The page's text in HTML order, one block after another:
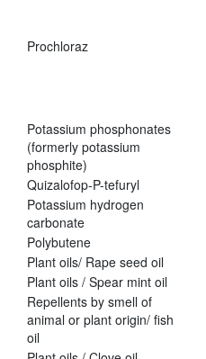
Prochloraz
Potassium phosphonates
(formerly potassium
phosphite)
Quizalofop-P-tefuryl
Potassium hydrogen
carbonate
Polybutene
Plant oils/ Rape seed oil
Plant oils / Spear mint oil
Repellents by smell of
animal or plant origin/ fish
oil